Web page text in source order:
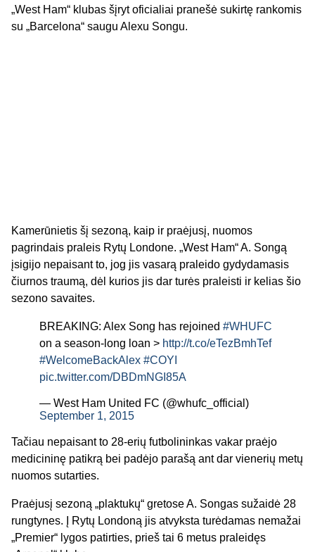
„West Ham“ klubas šįryt oficialiai pranešė sukirtę rankomis
su „Barcelona“ saugu Alexu Songu.
Kamerūnietis šį sezoną, kaip ir praėjusį, nuomos
pagrindais praleis Rytų Londone. „West Ham“ A. Songą
įsigijo nepaisant to, jog jis vasarą praleido gydydamasis
čiurnos traumą, dėl kurios jis dar turės praleisti ir kelias šio
sezono savaites.
BREAKING: Alex Song has rejoined #WHUFC
on a season-long loan > http://t.co/eTezBmhTef
#WelcomeBackAlex #COYI
pic.twitter.com/DBDmNGI85A
— West Ham United FC (@whufc_official)
September 1, 2015
Tačiau nepaisant to 28-erių futbolininkas vakar praėjo
medicininę patikrą bei padėjo parašą ant dar vienerių metų
nuomos sutarties.
Praėjusį sezoną „plaktukų“ gretose A. Songas sužaidė 28
rungtynes. Į Rytų Londoną jis atvyksta turėdamas nemažai
„Premier“ lygos patirties, prieš tai 6 metus praleidęs